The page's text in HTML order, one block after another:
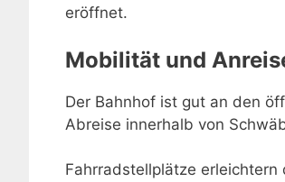
eröffnet.
Mobilität und
Der Bahnhof ist gut an den
Abreise innerhalb von
Fahrradstellplätze